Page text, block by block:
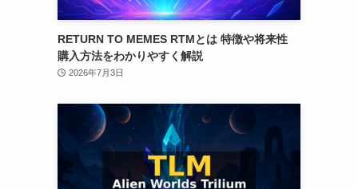
RETURN TO MEMES RTMとは 特徴や将来性
購入方法をわかりやすく解説
2026年7月3日